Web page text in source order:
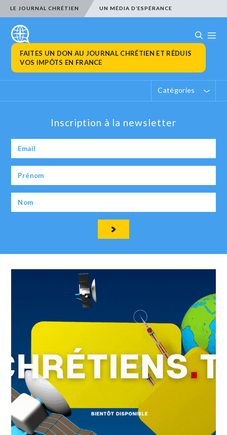
LE JOURNAL CHRÉTIEN UN MÉDIA D’ESPÉRANCE
FAITES UN DON AU JOURNAL CHRÉTIEN ET RÉDUIS
VOS IMPÔTS EN FRANCE
Catégories
Inscription à la newsletter